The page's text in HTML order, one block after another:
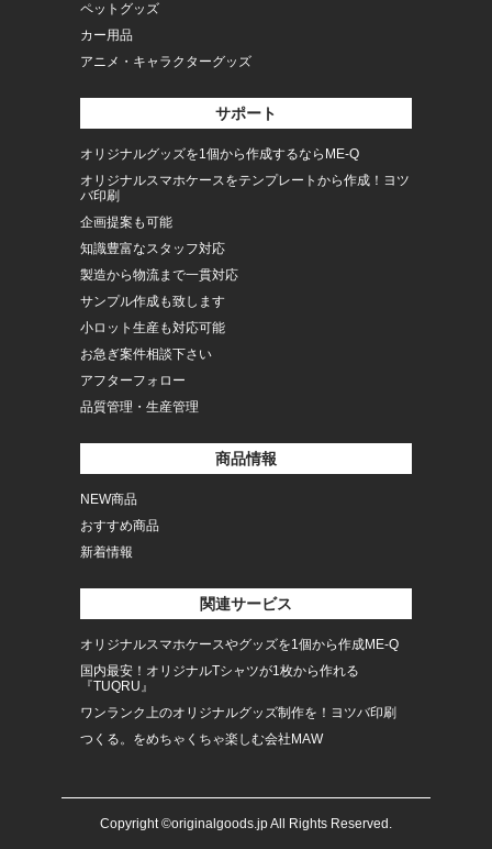
ペットグッズ
カー用品
アニメ・キャラクターグッズ
サポート
オリジナルグッズを1個から作成するならME-Q
オリジナルスマホケースをテンプレートから作成！ヨツ
バ印刷
企画提案も可能
知識豊富なスタッフ対応
製造から物流まで一貫対応
サンプル作成も致します
小ロット生産も対応可能
お急ぎ案件相談下さい
アフターフォロー
品質管理・生産管理
商品情報
NEW商品
おすすめ商品
新着情報
関連サービス
オリジナルスマホケースやグッズを1個から作成ME-Q
国内最安！オリジナルTシャツが1枚から作れる
『TUQRU』
ワンランク上のオリジナルグッズ制作を！ヨツバ印刷
つくる。をめちゃくちゃ楽しむ会社MAW
Copyright ©originalgoods.jp All Rights Reserved.